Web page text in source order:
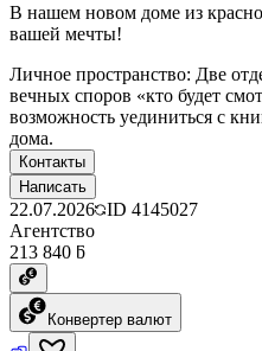
В нашем новом доме из
вашей мечты!
Личное пространство: Две
вечных споров «кто будет
возможность уединиться с
дома.
Контакты
Написать
22.07.2026 ID 4145027
Агентство
213 840 ƃ
Конвертер валют